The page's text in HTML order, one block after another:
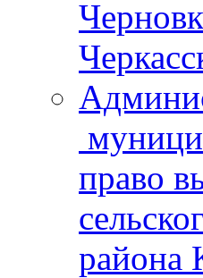
право
района